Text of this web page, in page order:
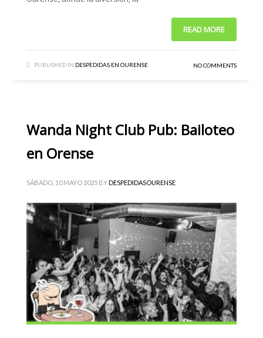
READ MORE
PUBLISHED IN DESPEDIDAS EN OURENSE NO COMMENTS
Wanda Night Club Pub: Bailoteo
en Orense
SÁBADO, 10 MAYO 2025 BYDESPEDIDASOURENSE